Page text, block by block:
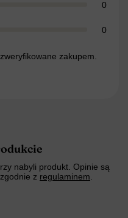
0
0
zakupem.
nabyli produkt. Opinie są
z regulaminem